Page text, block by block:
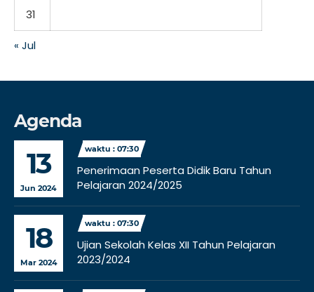
31
« Jul
Agenda
13
Jun 2024
waktu : 07:30
Penerimaan Peserta Didik Baru Tahun
Pelajaran 2024/2025
18
Mar 2024
waktu : 07:30
Ujian Sekolah Kelas XII Tahun Pelajaran
2023/2024